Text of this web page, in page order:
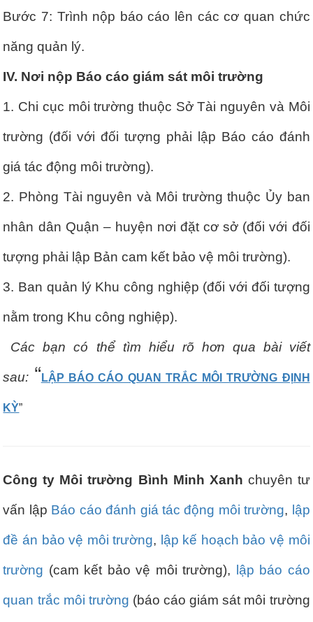
Bước 7: Trình nộp báo cáo lên các cơ quan chức
năng quản lý.
IV. Nơi nộp Báo cáo giám sát môi trường
1. Chi cục môi trường thuộc Sở Tài nguyên và Môi
trường (đối với đối tượng phải lập Báo cáo đánh
giá tác động môi trường).
2. Phòng Tài nguyên và Môi trường thuộc Ủy ban
nhân dân Quận – huyện nơi đặt cơ sở (đối với đối
tượng phải lập Bản cam kết bảo vệ môi trường).
3. Ban quản lý Khu công nghiệp (đối với đối tượng
nằm trong Khu công nghiệp).
Các bạn có thể tìm hiểu rõ hơn qua bài viết
sau: “ LẬP BÁO CÁO QUAN TRẮC MÔI TRƯỜNG ĐỊNH
KỲ”
Công ty Môi trường Bình Minh Xanh chuyên tư
vấn lập Báo cáo đánh giá tác động môi trường, lập
đề án bảo vệ môi trường, lập kế hoạch bảo vệ môi
trường (cam kết bảo vệ môi trường), lập báo cáo
quan trắc môi trường (báo cáo giám sát môi trường